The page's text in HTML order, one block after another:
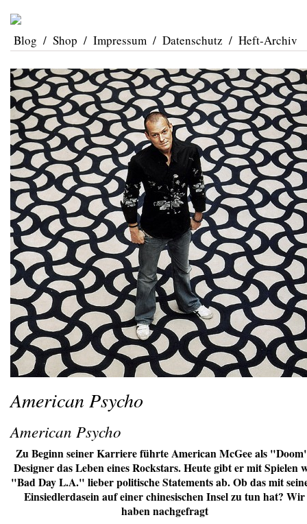
Blog / Shop / Impressum / Datenschutz / Heft-Archiv
American Psycho
American Psycho
Zu Beginn seiner Karriere führte American McGee als
Designer das Leben eines Rockstars. Heute gibt er mit Spielen
"Bad Day L.A." lieber politische Statements ab. Ob das mit
Einsiedlerdasein auf einer chinesischen Insel zu tun hat? Wir
haben nachgefragt